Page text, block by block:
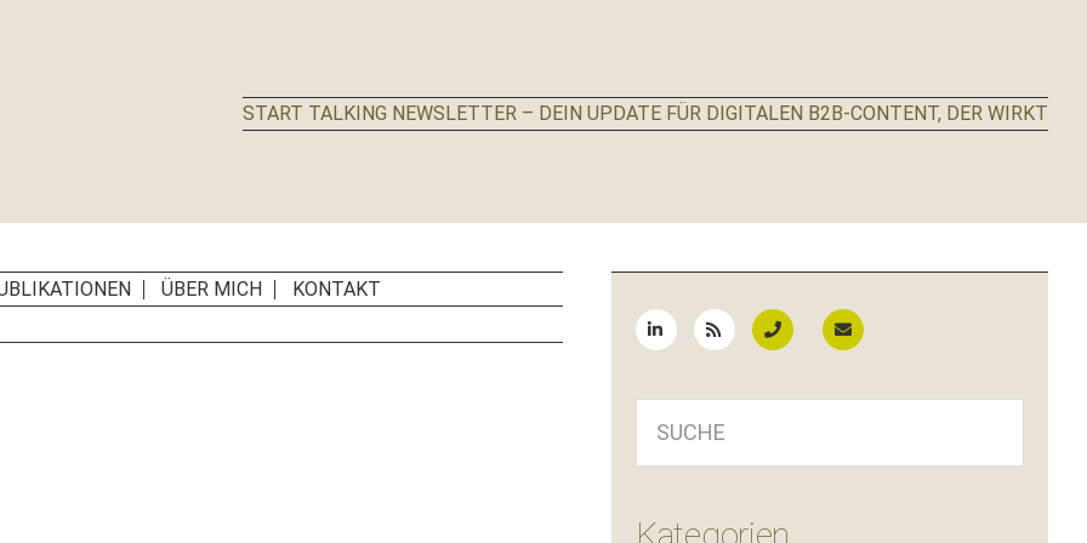
START TALKING NEWSLETTER – DEIN UPDATE FÜR DIGITALEN B2B-CONTENT, DER WIRKT
ÜBER MICH
KONTAKT